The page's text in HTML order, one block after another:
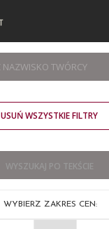
USUŃ WSZYSTKIE FILTRY
WYBIERZ ZAKRES CEN: